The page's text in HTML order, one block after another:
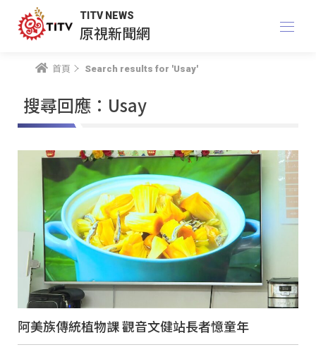
TITV NEWS
原視新聞網
首頁 Search results for 'Usay'
搜尋回應：Usay
阿美族傳統植物課 觀音文健站長者憶童年